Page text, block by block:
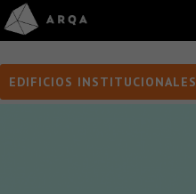
EDIFICIOS INSTITUCIONALES